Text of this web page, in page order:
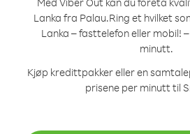
Lanka fra Palau.Ring et hvilket
Lanka – fasttelefon eller mobil!
minutt.
Kjøp kredittpakker eller en
prisene per minutt til